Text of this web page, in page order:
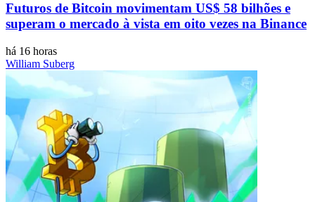
Futuros de Bitcoin movimentam US$ 58 bilhões e
superam o mercado à vista em oito vezes na Binance
há 16 horas
William Suberg